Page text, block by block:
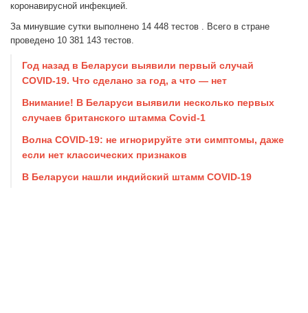
коронавирусной инфекцией.
За минувшие сутки выполнено 14 448 тестов . Всего в стране
проведено 10 381 143 тестов.
Год назад в Беларуси выявили первый случай
COVID-19. Что сделано за год, а что — нет
Внимание! В Беларуси выявили несколько первых
случаев британского штамма Covid-1
Волна COVID-19: не игнорируйте эти симптомы, даже
если нет классических признаков
В Беларуси нашли индийский штамм COVID-19